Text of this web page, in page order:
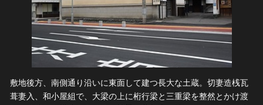
文化遺産データベース
国指定文化財等データベース
敷地後方、南側通り沿いに東面して建つ長大な土蔵。切妻造桟瓦
葺妻入、和小屋組で、大梁の上に桁行梁と三重梁を整然とかけ渡